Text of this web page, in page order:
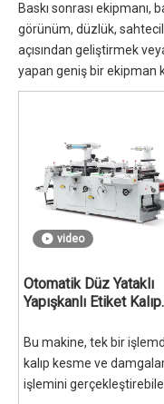
Baskı sonrası ekipmanı,
görünüm, düzlük,
açısından geliştirmek
yapan geniş bir ekipman
video
Otomatik Düz Yataklı
Yapışkanlı Etiket Kalıp
Bu makine, tek bir
kalıp kesme ve
işlemini